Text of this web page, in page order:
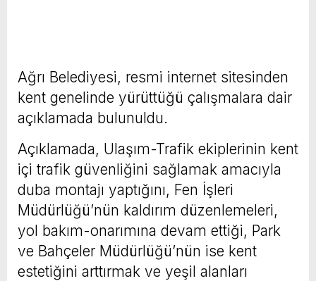
Ağrı Belediyesi, resmi internet sitesinden
kent genelinde yürüttüğü çalışmalara dair
açıklamada bulunuldu.
Açıklamada, Ulaşım-Trafik ekiplerinin kent
içi trafik güvenliğini sağlamak amacıyla
duba montajı yaptığını, Fen İşleri
Müdürlüğü’nün kaldırım düzenlemeleri,
yol bakım-onarımına devam ettiği, Park
ve Bahçeler Müdürlüğü’nün ise kent
estetiğini arttırmak ve yeşil alanları